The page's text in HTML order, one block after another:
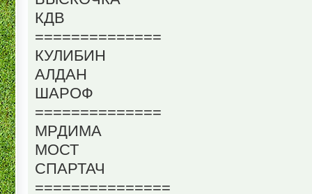
КДВ
==============
КУЛИБИН
АЛДАН
ШАРОФ
==============
МРДИМА
МОСТ
СПАРТАЧ
===============